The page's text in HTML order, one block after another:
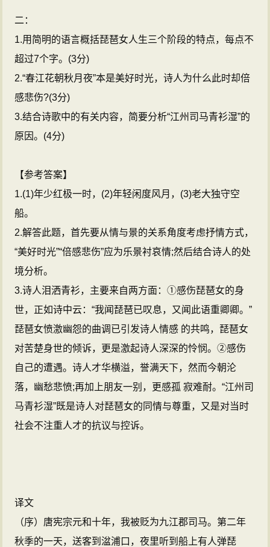
二：
1.用简明的语言概括琵琶女人生三个阶段的特点，每点不
超过7个字。(3分)
2.“春江花朝秋月夜”本是美好时光，诗人为什么此时却倍
感悲伤?(3分)
3.结合诗歌中的有关内容，简要分析“江州司马青衫湿”的
原因。(4分)
【参考答案】
1.(1)年少红极一时，(2)年轻闲度风月，(3)老大独守空
船。
2.解答此题，首先要从情与景的关系角度考虑抒情方式，
“美好时光”“倍感悲伤”应为乐景衬哀情;然后结合诗人的处
境分析。
3.诗人泪洒青衫，主要来自两方面：①感伤琵琶女的身
世，正如诗中云：“我闻琵琶已叹息，又闻此语重卿卿。”
琵琶女愤激幽怨的曲调已引发诗人情感 的共鸣，琵琶女
对苦楚身世的倾诉，更是激起诗人深深的怜悯。②感伤
自己的遭遇。诗人才华横溢，誉满天下，然而今朝沦
落，幽愁悲愤;再加上朋友一别，更感孤 寂难耐。“江州司
马青衫湿”既是诗人对琵琶女的同情与尊重，又是对当时
社会不注重人才的抗议与控诉。
译文
（序）唐宪宗元和十年，我被贬为九江郡司马。第二年
秋季的一天，送客到湓浦口，夜里听到船上有人弹琵